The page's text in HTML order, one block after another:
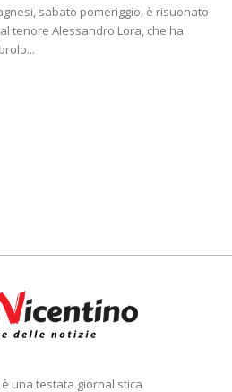
sabato pomeriggio, è risuonato
tenore Alessandro Lora, che ha
è una testata giornalistica